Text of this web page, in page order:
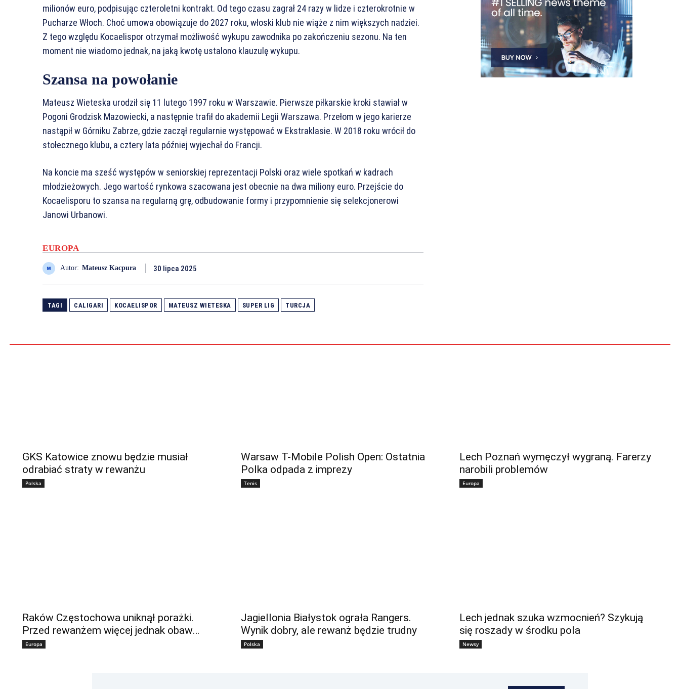
milionów euro, podpisując czteroletni kontrakt. Od tego czasu zagrał 24 razy w lidze i czterokrotnie w
Pucharze Włoch. Choć umowa obowiązuje do 2027 roku, włoski klub nie wiąże z nim większych nadziei.
Z tego względu Kocaelispor otrzymał możliwość wykupu zawodnika po zakończeniu sezonu. Na ten
moment nie wiadomo jednak, na jaką kwotę ustalono klauzulę wykupu.
Szansa na powołanie
Mateusz Wieteska urodził się 11 lutego 1997 roku w Warszawie. Pierwsze piłkarskie kroki stawiał w
Pogoni Grodzisk Mazowiecki, a następnie trafił do akademii Legii Warszawa. Przełom w jego karierze
nastąpił w Górniku Zabrze, gdzie zaczął regularnie występować w Ekstraklasie. W 2018 roku wrócił do
stołecznego klubu, a cztery lata później wyjechał do Francji.
Na koncie ma sześć występów w seniorskiej reprezentacji Polski oraz wiele spotkań w kadrach
młodzieżowych. Jego wartość rynkowa szacowana jest obecnie na dwa miliony euro. Przejście do
Kocaelisporu to szansa na regularną grę, odbudowanie formy i przypomnienie się selekcjonerowi
Janowi Urbanowi.
EUROPA
Autor: Mateusz Kacpura 30 lipca 2025
TAGI CALIGARI KOCAELISPOR MATEUSZ WIETESKA SUPER LIG TURCJA
GKS Katowice znowu będzie musiał
odrabiać straty w rewanżu
Polska
Warsaw T-Mobile Polish Open: Ostatnia
Polka odpada z imprezy
Tenis
Lech Poznań wymęczył wygraną. Farerzy
narobili problemów
Europa
Raków Częstochowa uniknął porażki.
Przed rewanżem więcej jednak obaw…
Europa
Jagiellonia Białystok ograła Rangers.
Wynik dobry, ale rewanż będzie trudny
Polska
Lech jednak szuka wzmocnień? Szykują
się roszady w środku pola
Newsy